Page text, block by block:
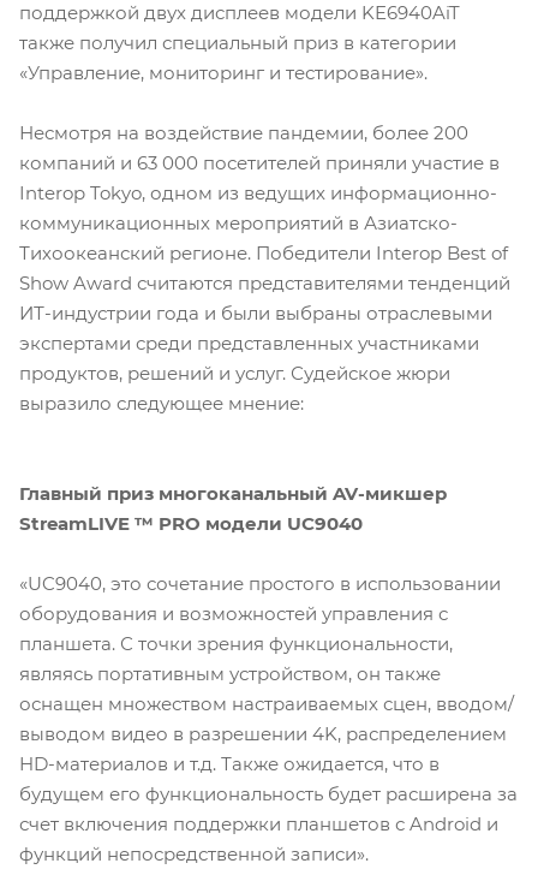
поддержкой двух дисплеев модели KE6940AiT
также получил специальный приз в категории
«Управление, мониторинг и тестирование».
Несмотря на воздействие пандемии, более 200
компаний и 63 000 посетителей приняли участие в
Interop Tokyo, одном из ведущих информационно-
коммуникационных мероприятий в Азиатско-
Тихоокеанский регионе. Победители Interop Best of
Show Award считаются представителями тенденций
ИТ-индустрии года и были выбраны отраслевыми
экспертами среди представленных участниками
продуктов, решений и услуг. Судейское жюри
выразило следующее мнение:
Главный приз многоканальный AV-микшер
StreamLIVE ™ PRO модели UC9040
«UC9040, это сочетание простого в использовании
оборудования и возможностей управления с
планшета. С точки зрения функциональности,
являясь портативным устройством, он также
оснащен множеством настраиваемых сцен, вводом/
выводом видео в разрешении 4K, распределением
HD-материалов и т.д. Также ожидается, что в
будущем его функциональность будет расширена за
счет включения поддержки планшетов с Android и
функций непосредственной записи».